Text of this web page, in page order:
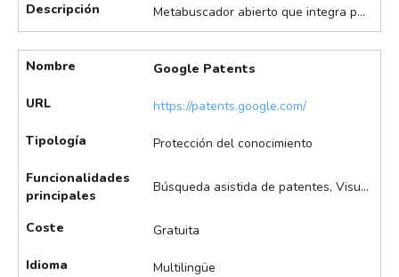
Descripción Metabuscador abierto que integra patentes y publicaciones académicas. Ofrece búsqueda avanzada, filtros, análisis de tendencias, gestión de colecciones e integración académica y patentes, y las funcionalidades IA comienzan a mejorar análisis de tendencias y recomendaciones.
Nombre Google Patents
URL https://patents.google.com/
Tipología Protección del conocimiento
Funcionalidades
principales
Búsqueda asistida de patentes, Visualización de datos
Coste Gratuita
Idioma Multilingüe